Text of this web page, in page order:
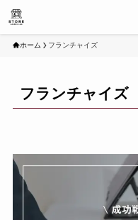
ホーム フランチャイズ
フランチャイズ